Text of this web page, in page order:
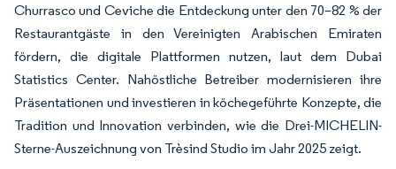
Churrasco und Ceviche die Entdeckung unter den 70–82 % der
Restaurantgäste in den Vereinigten Arabischen Emiraten
fördern, die digitale Plattformen nutzen, laut dem Dubai
Statistics Center. Nahöstliche Betreiber modernisieren ihre
Präsentationen und investieren in köchegeführte Konzepte, die
Tradition und Innovation verbinden, wie die Drei-MICHELIN-
Sterne-Auszeichnung von Trèsind Studio im Jahr 2025 zeigt.